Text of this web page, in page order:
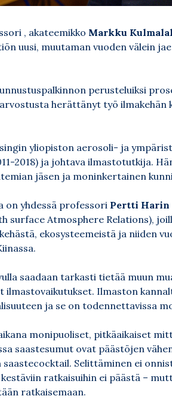
, akateemikko Markku
uusi, muutaman vuoden välein
perusteluiksi
herättänyt työ ilmakehän
yliopiston aerosoli- ja
2018) ja johtava ilmastotutkija.
jäsen ja moninkertainen
on yhdessä professori Pertti Harin
surface Atmosphere Relations),
ekosysteemeistä ja niiden
saadaan tarkasti tietää muun
ilmastovaikutukset. Ilmaston
ja se on todennettavissa
monipuoliset, pitkäaikaiset
saastesumut ovat päästöjen
Selittäminen ei
ratkaisuihin ei päästä –
ratkaisemaan.